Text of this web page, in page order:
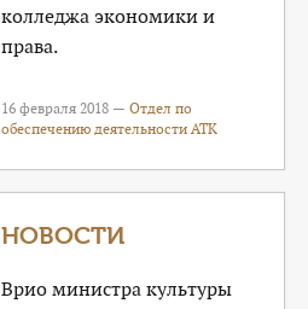
колледжа экономики и
права.
16 февраля 2018 —Отдел по
обеспечению деятельности АТК
НОВОСТИ
Врио министра культуры